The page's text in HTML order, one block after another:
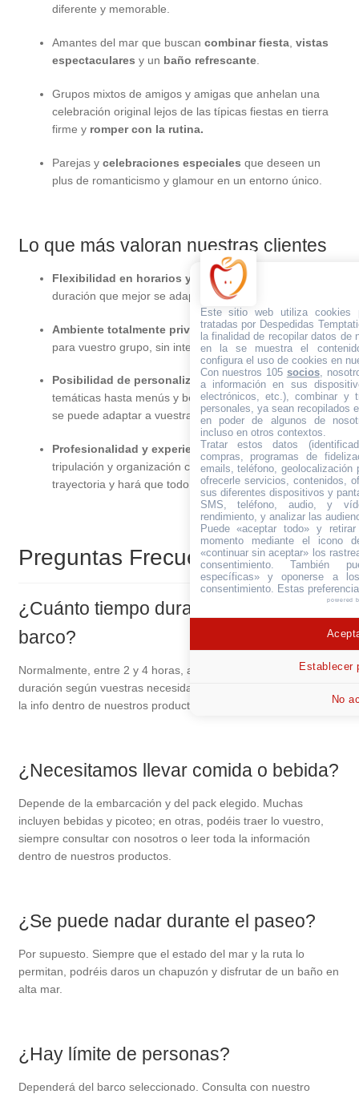
diferente y memorable.
Amantes del mar que buscan combinar fiesta, vistas
espectaculares y un baño refrescante.
Grupos mixtos de amigos y amigas que anhelan una
celebración original lejos de las típicas fiestas en tierra
firme y romper con la rutina.
Parejas y celebraciones especiales que deseen un
plus de romanticismo y glamour en un entorno único.
Lo que más valoran nuestras clientes
Flexibilidad en horarios y recorrido: Elige la ruta y la
duración que mejor se adapte a vuestra agenda.
Ambiente totalmente privado: Tendréis el barco solo
para vuestro grupo, sin interrupciones.
Posibilidad de personalizar : Desde decoraciones
temáticas hasta menús y bebidas a la carta, cada detalle
se puede adaptar a vuestras preferencias.
Profesionalidad y experiencia: Nuestro equipo de
tripulación y organización cuenta con años de
trayectoria y hará que todo sea más sencillo y seguro.
Preguntas Frecuentes (FAQ)
¿Cuánto tiempo duran las fiestas en
barco?
Normalmente, entre 2 y 4 horas, aunque podemos ajustar la
duración según vuestras necesidades, puedes encontrar toda
la info dentro de nuestros productos.
¿Necesitamos llevar comida o bebida?
Depende de la embarcación y del pack elegido. Muchas
incluyen bebidas y picoteo; en otras, podéis traer lo vuestro,
siempre consultar con nosotros o leer toda la información
dentro de nuestros productos.
¿Se puede nadar durante el paseo?
Por supuesto. Siempre que el estado del mar y la ruta lo
permitan, podréis daros un chapuzón y disfrutar de un baño en
alta mar.
¿Hay límite de personas?
Dependerá del barco seleccionado. Consulta con nuestro
Este sitio web utiliza cookies
tratadas por Despedidas
la finalidad de recopilar datos de
en la se muestra el
configura el uso de cookies en
Con nuestros 105 socios,
a información en sus
electrónicos, etc.), combinar y
personales, ya sean recopilados
en poder de algunos de
incluso en otros contextos.
Tratar estos datos
compras, programas de
emails, teléfono,
ofrecerle servicios, contenidos,
sus diferentes dispositivos y
SMS, teléfono, audio, y
rendimiento, y analizar las
Puede «aceptar todo» y
momento mediante el icono
«continuar sin aceptar» los
consentimiento. También
específicas» y oponerse a
consentimiento. Estas
powered
No
Establecer